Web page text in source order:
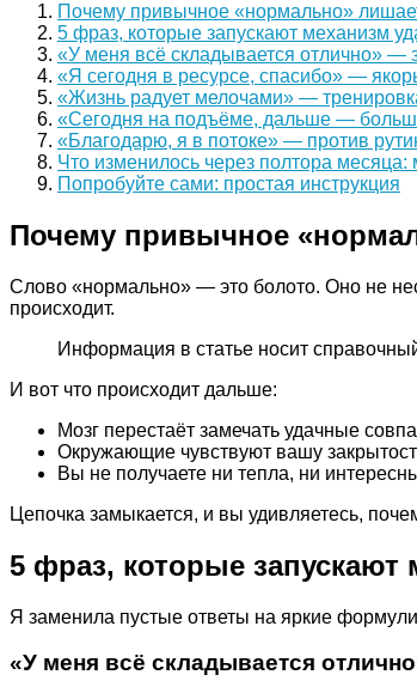
Почему привычное «нормально»
5 фраз, которые запускают механизм
«У меня всё складывается отлично» —
«Я сегодня в ресурсе, спасибо» —
«Жизнь радует мелочами» —
«Сегодня на подъёме, дальше —
«Благодарю, я в потоке» — против
Что изменилось через полтора месяца:
Попробуйте сами: простая инструкция
Почему привычное
Слово «нормально» — это болото. Оно не
происходит.
Информация в статье носит
И вот что происходит дальше:
Мозг перестаёт замечать удачные
Окружающие чувствуют вашу
Вы не получаете ни тепла, ни
Цепочка замыкается, и вы удивляетесь,
5 фраз, которые запускают
Я заменила пустые ответы на яркие
«У меня всё складывается